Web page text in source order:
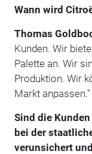
Wann wird
Thomas
Kunden. Wir
Palette an. Wir
Produktion. Wir
Markt anpassen."
Sind die
bei der
verunsichert